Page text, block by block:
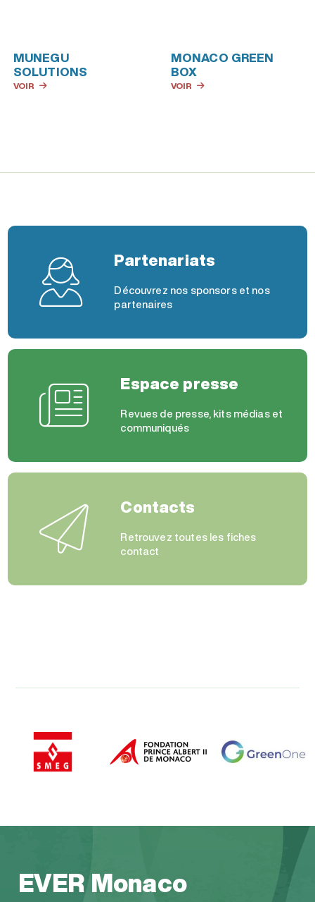
MUNEGU
SOLUTIONS
VOIR
MONACO GREEN
BOX
VOIR
Partenariats
Découvrez nos sponsors et nos
partenaires
Espace presse
Revues de presse, kits médias et
communiqués
Contacts
Retrouvez toutes les fiches
contact
EVER Monaco